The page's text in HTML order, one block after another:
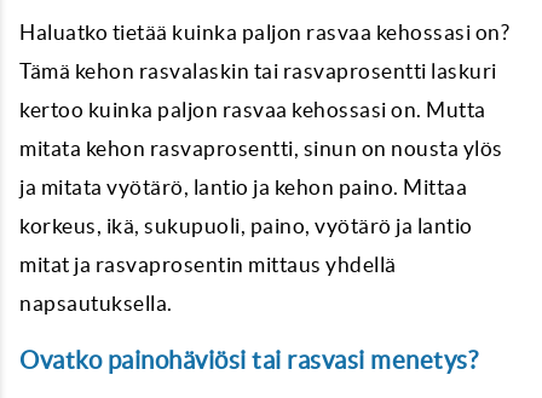
Haluatko tietää kuinka paljon rasvaa kehossasi on?
Tämä kehon rasvalaskin tai rasvaprosentti laskuri
kertoo kuinka paljon rasvaa kehossasi on. Mutta
mitata kehon rasvaprosentti, sinun on nousta ylös
ja mitata vyötärö, lantio ja kehon paino. Mittaa
korkeus, ikä, sukupuoli, paino, vyötärö ja lantio
mitat ja rasvaprosentin mittaus yhdellä
napsautuksella.
Ovatko painohäviösi tai rasvasi menetys?